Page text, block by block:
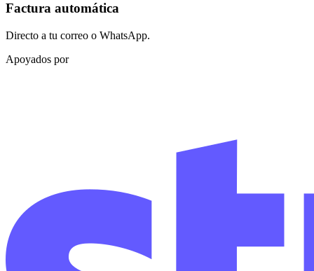
Factura automática
Directo a tu correo o WhatsApp.
Apoyados por